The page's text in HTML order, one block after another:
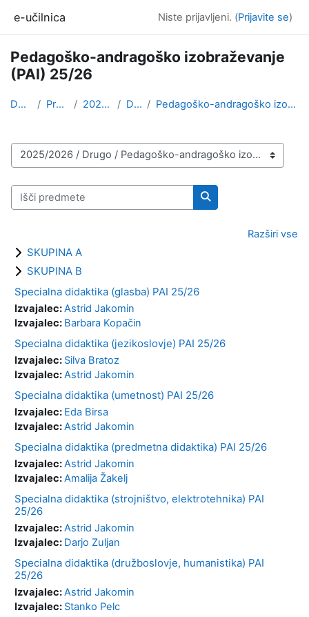
e-učilnica Niste prijavljeni. (Prijavite se)
Pedagoško-andragoško izobraževanje
(PAI) 25/26
Domov Predmeti 2025/2026 Drugo Pedagoško-andragoško izobraževanje (PAI) 25/26
Kategorije predmetov
Išči predmete
Išči predmete
Razširi vse
SKUPINA A
SKUPINA B
Specialna didaktika (glasba) PAI 25/26
Izvajalec:Astrid Jakomin
Izvajalec: Barbara Kopačin
Specialna didaktika (jezikoslovje) PAI 25/26
Izvajalec: Silva Bratoz
Izvajalec:Astrid Jakomin
Specialna didaktika (umetnost) PAI 25/26
Izvajalec: Eda Birsa
Izvajalec:Astrid Jakomin
Specialna didaktika (predmetna didaktika) PAI 25/26
Izvajalec:Astrid Jakomin
Izvajalec:Amalija Žakelj
Specialna didaktika (strojništvo, elektrotehnika) PAI
25/26
Izvajalec:Astrid Jakomin
Izvajalec: Darjo Zuljan
Specialna didaktika (družboslovje, humanistika) PAI
25/26
Izvajalec:Astrid Jakomin
Izvajalec: Stanko Pelc